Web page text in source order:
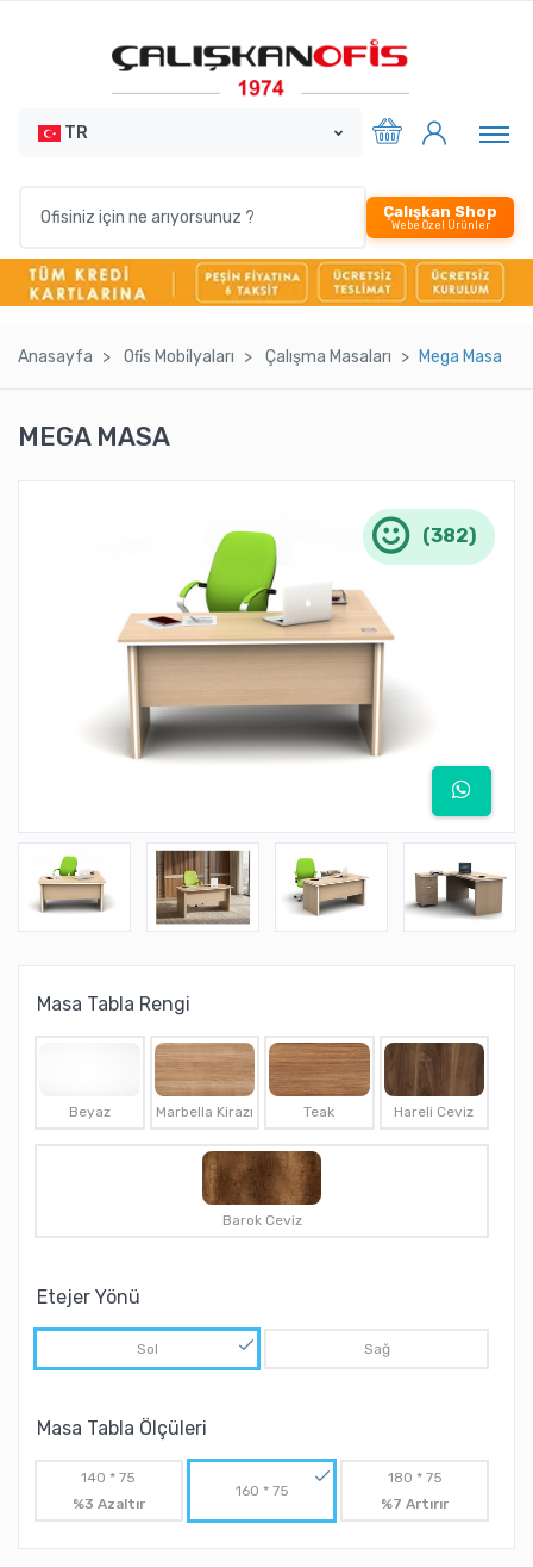
TR
Çalışkan Shop
Webe Özel Ürünler
Anasayfa Ofi̇s Mobi̇lyaları Çalışma Masaları Mega Masa
MEGA MASA
(382)
Masa Tabla Rengi
Beyaz Marbella Kirazı Teak Hareli Ceviz
Barok Ceviz
Etejer Yönü
Sol Sağ
Masa Tabla Ölçüleri
140 * 75
%3 Azaltır
160 * 75
180 * 75
%7 Artırır